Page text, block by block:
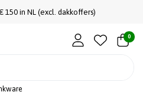
150 in NL (excl. dakkoffers)
0